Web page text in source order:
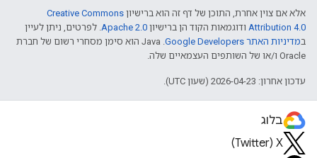
אלא אם צוין אחרת, התוכן של דף זה הוא ברישיון Creative Commons
Attribution 4.0 ודוגמאות הקוד הן ברישיון Apache 2.0. לפרטים, ניתן לעיין
במדיניות האתר Google Developers‏
.‏ Java הוא סימן מסחרי רשום של חברת
Oracle ו/או של השותפים העצמאיים שלה.
עדכון אחרון: 2026-04-23 (שעון UTC).
בלוג
X‏ (Twitter)